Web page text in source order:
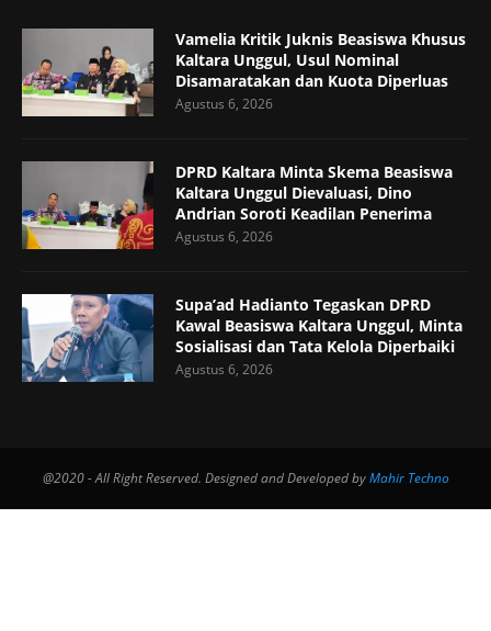
Vamelia Kritik Juknis Beasiswa Khusus
Kaltara Unggul, Usul Nominal
Disamaratakan dan Kuota Diperluas
Agustus 6, 2026
DPRD Kaltara Minta Skema Beasiswa
Kaltara Unggul Dievaluasi, Dino
Andrian Soroti Keadilan Penerima
Agustus 6, 2026
Supa’ad Hadianto Tegaskan DPRD
Kawal Beasiswa Kaltara Unggul, Minta
Sosialisasi dan Tata Kelola Diperbaiki
Agustus 6, 2026
@2020 - All Right Reserved. Designed and Developed byMahir Techno